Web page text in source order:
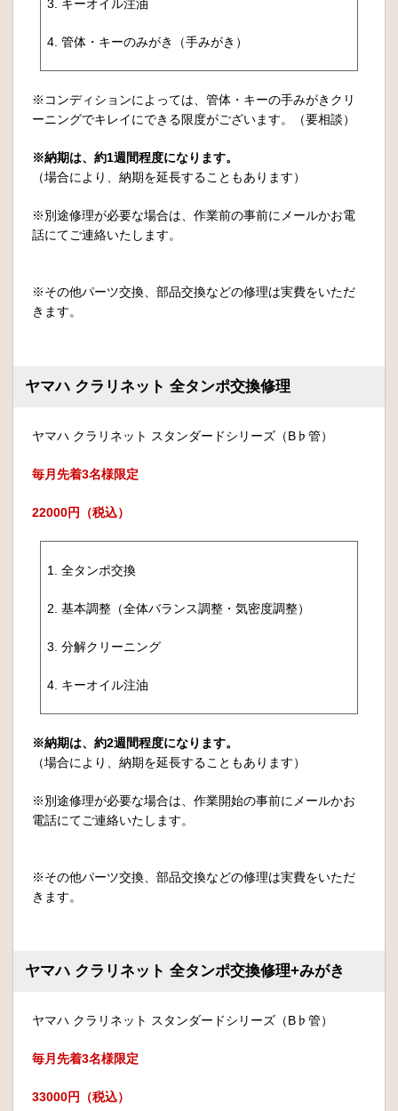
3. キーオイル注油
4. 管体・キーのみがき（手みがき）
※コンディションによっては、管体・キーの手みがきクリ
ーニングでキレイにできる限度がございます。（要相談）
※納期は、約1週間程度になります。
（場合により、納期を延長することもあります）
※別途修理が必要な場合は、作業前の事前にメールかお電
話にてご連絡いたします。
※その他パーツ交換、部品交換などの修理は実費をいただ
きます。
ヤマハ クラリネット 全タンポ交換修理
ヤマハ クラリネット スタンダードシリーズ（B♭管）
毎月先着3名様限定
22000円（税込）
1. 全タンポ交換
2. 基本調整（全体バランス調整・気密度調整）
3. 分解クリーニング
4. キーオイル注油
※納期は、約2週間程度になります。
（場合により、納期を延長することもあります）
※別途修理が必要な場合は、作業開始の事前にメールかお
電話にてご連絡いたします。
※その他パーツ交換、部品交換などの修理は実費をいただ
きます。
ヤマハ クラリネット 全タンポ交換修理+みがき
ヤマハ クラリネット スタンダードシリーズ（B♭管）
毎月先着3名様限定
33000円（税込）